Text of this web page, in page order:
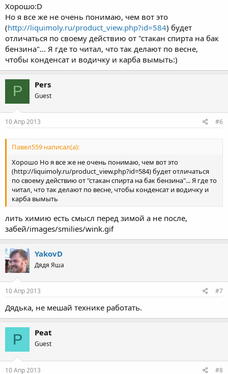
Хорошо:D
Но я все же не очень понимаю, чем вот это
(http://liquimoly.ru/product_view.php?id=584) будет
отличаться по своему действию от "стакан спирта на бак
бензина"... Я где то читал, что так делают по весне,
чтобы конденсат и водичку и карба вымыть:)
P Pers
Guest
10 Апр 2013 #6
Павел559 написал(а):
Хорошо Но я все же не очень понимаю, чем вот это
(http://liquimoly.ru/product_view.php?id=584) будет отличаться
по своему действию от "стакан спирта на бак бензина"... Я где то
читал, что так делают по весне, чтобы конденсат и водичку и
карба вымыть
лить химию есть смысл перед зимой а не после,
забей/images/smilies/wink.gif
YakovD
Дядя Яша
10 Апр 2013 #7
Дядька, не мешай технике работать.
P Peat
Guest
10 Апр 2013 #8